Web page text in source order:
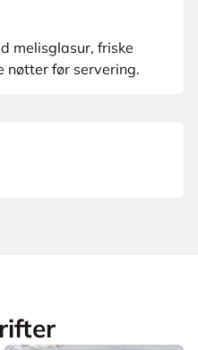
melisglasur, friske
nøtter før servering.